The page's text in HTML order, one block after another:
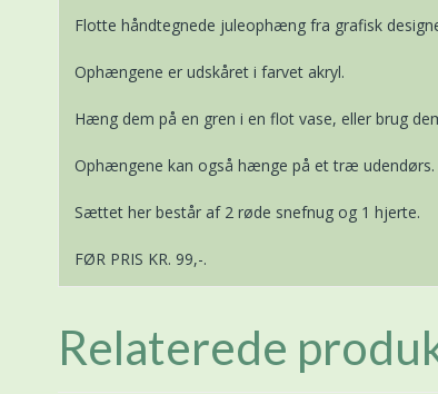
Flotte håndtegnede juleophæng fra grafisk
Ophængene er udskåret i farvet akryl.
Hæng dem på en gren i en flot vase, eller brug
Ophængene kan også hænge på et træ udendørs.
Sættet her består af 2 røde snefnug og 1 hjerte.
FØR PRIS KR. 99,-.
Relaterede